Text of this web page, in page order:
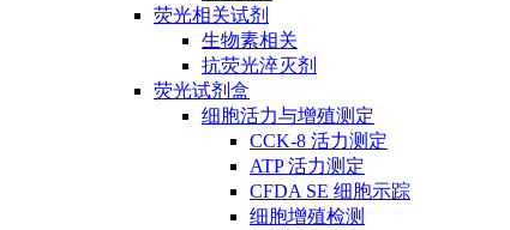
荧光相关试剂
生物素相关
抗荧光淬灭剂
荧光试剂盒
细胞活力与增殖测定
CCK-8 活力测定
ATP 活力测定
CFDA SE 细胞示踪
细胞增殖检测